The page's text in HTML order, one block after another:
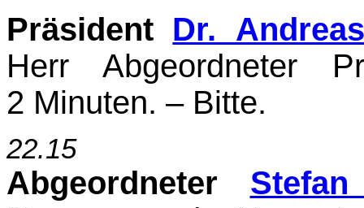
Präsident Dr.
Herr Abgeordneter
2 Minuten. – Bitte.
22.15
Abgeordneter